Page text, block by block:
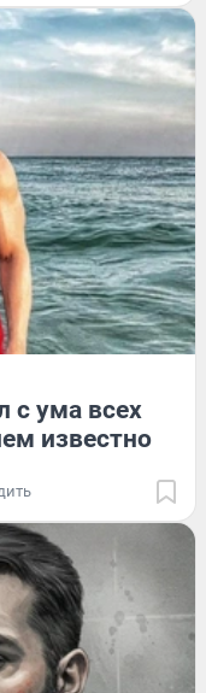
с ума всех
известно